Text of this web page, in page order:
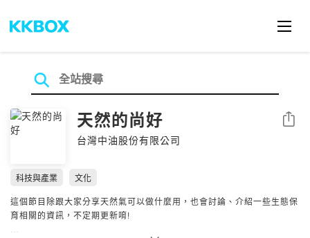
天然的尚好
台灣中油股份有限公司
分享
科技與產業
文化
這個節目除跟大家分享天然氣可以做什麼用，也會討論、介紹一些生態保
育相關的資訊，不定期更新唷!